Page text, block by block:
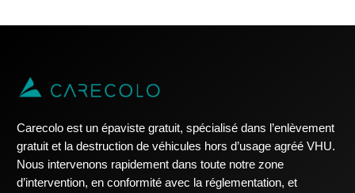
Carecolo est un épaviste gratuit, spécialisé dans l’enlèvement
gratuit et la destruction de véhicules hors d’usage agréé VHU.
Nous intervenons rapidement dans toute notre zone
d’intervention, en conformité avec la réglementation, et